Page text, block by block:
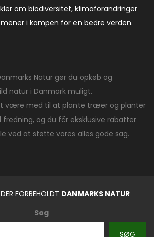
om biodiversitet, klimaforandringer
i kampen for en bedre verden.
Natur gør du opkøb og
natur i Danmark muligt.
være med til at plante træer og planter
og du får eksklusive rabatter
ved at støtte vores alles gode sag.
FORBEHOLDT DANMARKS NATUR
Søg
SØG